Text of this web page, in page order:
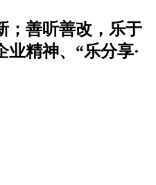
；善听善改，乐于
精神、“乐分享·